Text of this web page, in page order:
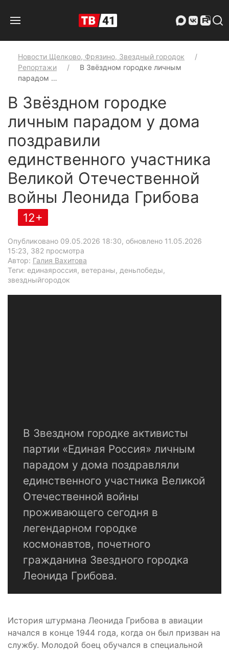
Новости Щелково, Фрязино, Звездный городок
Репортажи
В Звёздном городке личным
парадом …
В Звёздном городке
личным парадом у дома
поздравили
единственного участника
Великой Отечественной
войны Леонида Грибова
12+
Опубликовано 09.05.2026 18:30, обновлено 11.05.2026
15:23, 382 просмотра
Автор: Галия Вахитова
Теги: единаяроссия, ветераны, деньпобеды,
звездныйгородок
В Звездном городке активисты
партии «Единая Россия» личным
парадом у дома поздравляли
единственного участника Великой
Отечественной войны
проживающего сегодня в
легендарном городке
космонавтов, почетного
гражданина Звездного городка
Леонида Грибова.
История штурмана Леонида Грибова в авиации
начался в конце 1944 года, когда он был призван на
службу. Молодой боец обучался в специальной